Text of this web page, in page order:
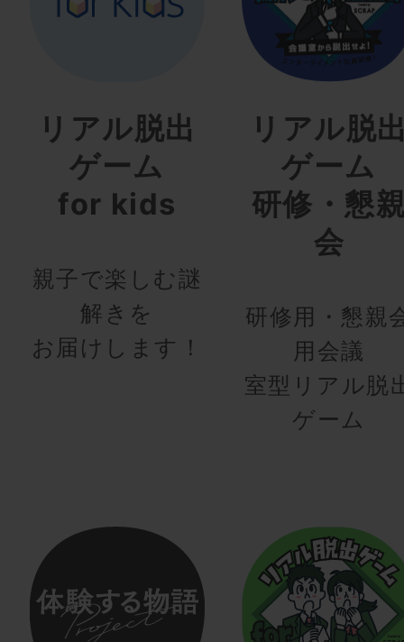
リアル脱出
ゲーム
for kids
親子で楽しむ謎
解きを
お届けします！
リアル脱
ゲーム
研修・懇
会
研修用・懇親
用会議
室型リアル脱
ゲーム